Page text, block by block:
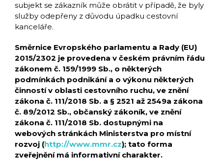
subjekt se zákazník může obrátit v případě, že byly
služby odepřeny z důvodu úpadku cestovní
kanceláře.
Směrnice Evropského parlamentu a Rady (EU)
2015/2302 je provedena v českém právním řádu
zákonem č. 159/1999 Sb., o některých
podmínkách podnikání a o výkonu některých
činností v oblasti cestovního ruchu, ve znění
zákona č. 111/2018 Sb. a § 2521 až 2549a zákona
č. 89/2012 Sb., občanský zákoník, ve znění
zákona č. 111/2018 Sb. dostupnými na
webových stránkách Ministerstva pro místní
rozvoj (http://www.mmr.cz); tato forma
zveřejnění má informativní charakter.